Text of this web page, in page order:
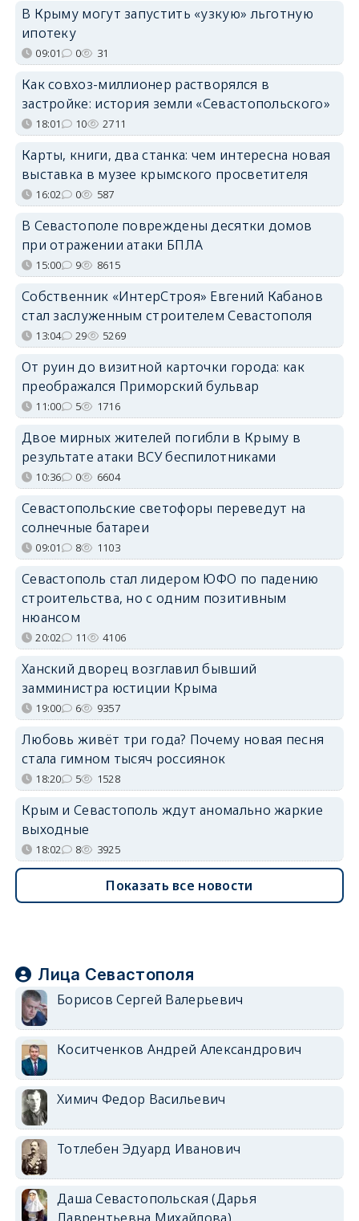
В Крыму могут запустить «узкую» льготную
ипотеку
09:01 0 31
Как совхоз-миллионер растворялся в
застройке: история земли «Севастопольского»
18:01 10 2711
Карты, книги, два станка: чем интересна новая
выставка в музее крымского просветителя
16:02 0 587
В Севастополе повреждены десятки домов
при отражении атаки БПЛА
15:00 9 8615
Собственник «ИнтерСтроя» Евгений Кабанов
стал заслуженным строителем Севастополя
13:04 29 5269
От руин до визитной карточки города: как
преображался Приморский бульвар
11:00 5 1716
Двое мирных жителей погибли в Крыму в
результате атаки ВСУ беспилотниками
10:36 0 6604
Севастопольские светофоры переведут на
солнечные батареи
09:01 8 1103
Севастополь стал лидером ЮФО по падению
строительства, но с одним позитивным
нюансом
20:02 11 4106
Ханский дворец возглавил бывший
замминистра юстиции Крыма
19:00 6 9357
Любовь живёт три года? Почему новая песня
стала гимном тысяч россиянок
18:20 5 1528
Крым и Севастополь ждут аномально жаркие
выходные
18:02 8 3925
Показать все новости
Лица Севастополя
Борисов Сергей Валерьевич
Коситченков Андрей Александрович
Химич Федор Васильевич
Тотлебен Эдуард Иванович
Даша Севастопольская (Дарья